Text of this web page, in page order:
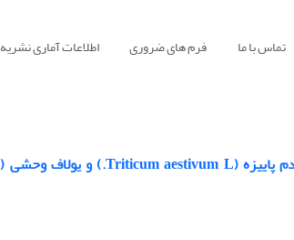
تماس با ما فرم های ضروری اطلاعات آماری نشریه